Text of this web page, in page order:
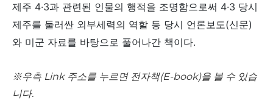
제주 4·3과 관련된 인물의 행적을 조명함으로써 4·3 당시
제주를 둘러싼 외부세력의 역할 등 당시 언론보도(신문)
와 미군 자료를 바탕으로 풀어나간 책이다.
※우측 Link 주소를 누르면 전자책(E-book)을 볼 수 있습
니다.